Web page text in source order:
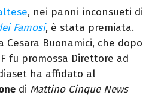
, nei panni inconsueti di
Famosi, è stata premiata.
Cesara Buonamici, che dopo
fu promossa Direttore ad
ha affidato al
di Mattino Cinque News